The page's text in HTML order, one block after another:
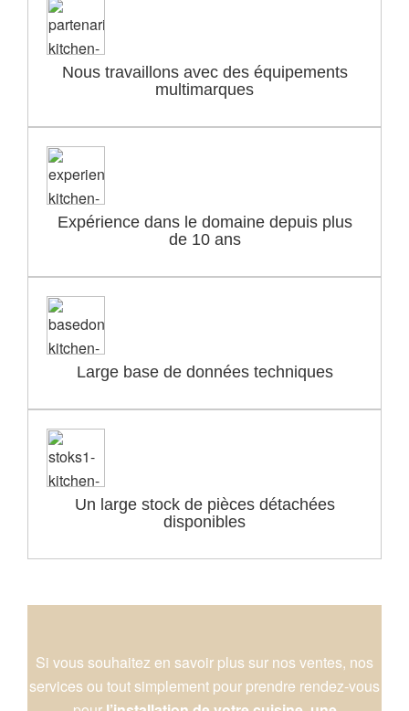
Nous travaillons avec des équipements
multimarques
Expérience dans le domaine depuis plus
de 10 ans
Large base de données techniques
Un large stock de pièces détachées
disponibles
Si vous souhaitez en savoir plus sur nos ventes, nos
services ou tout simplement pour prendre rendez-vous